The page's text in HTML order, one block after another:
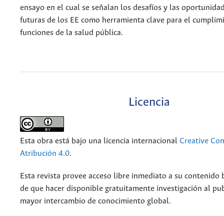
ensayo en el cual se señalan los desafíos y las
futuras de los EE como herramienta clave para el
funciones de la salud pública.
Licencia
Esta obra está bajo una licencia internacional Creative
Atribución 4.0.
Esta revista provee acceso libre inmediato a su contenido
de que hacer disponible gratuitamente investigación al
mayor intercambio de conocimiento global.